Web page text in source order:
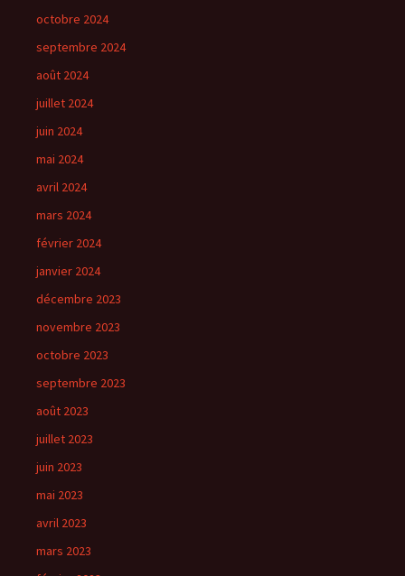
octobre 2024
septembre 2024
août 2024
juillet 2024
juin 2024
mai 2024
avril 2024
mars 2024
février 2024
janvier 2024
décembre 2023
novembre 2023
octobre 2023
septembre 2023
août 2023
juillet 2023
juin 2023
mai 2023
avril 2023
mars 2023